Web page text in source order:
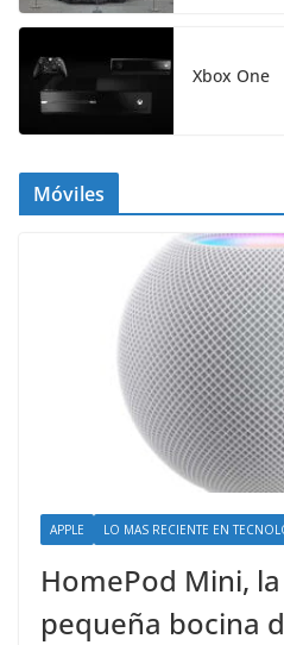
Xbox One
Móviles
APPLE LO MAS RECIENTE EN
HomePod Mini,
pequeña bocina